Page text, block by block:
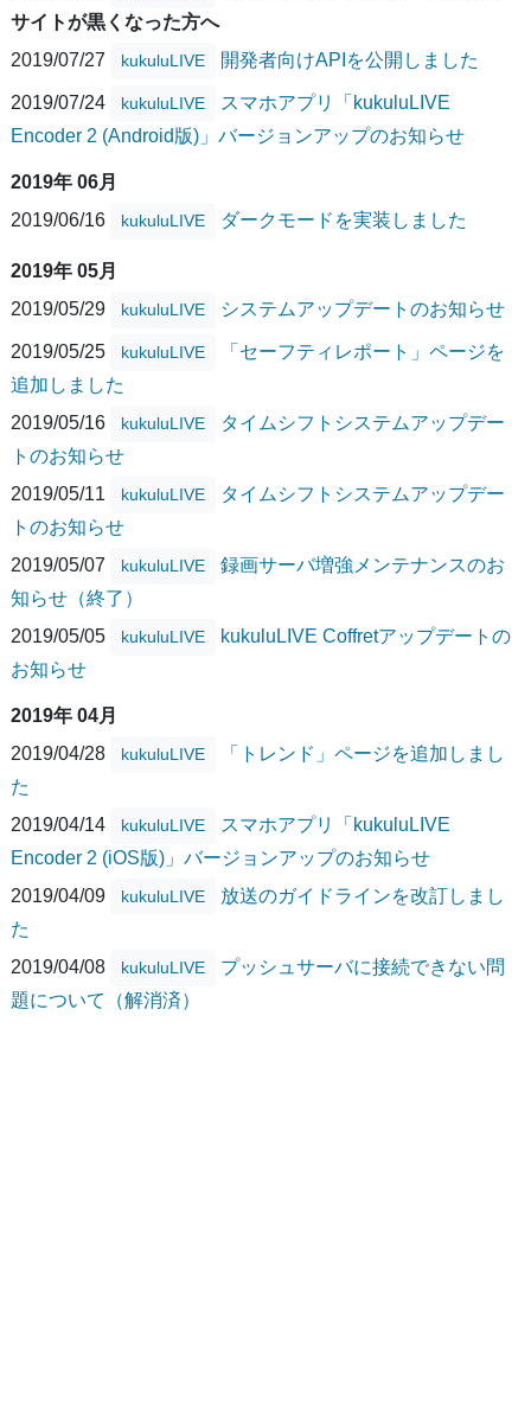
サイトが黒くなった方へ
2019/07/27
kukuluLIVE 開発者向けAPIを公開しました
2019/07/24 kukuluLIVE
スマホアプリ「kukuluLIVE
Encoder 2 (Android版)」バージョンアップのお知らせ
2019年 06月
2019/06/16
kukuluLIVE ダークモードを実装しました
2019年 05月
2019/05/29
kukuluLIVE システムアップデートのお知らせ
2019/05/25 kukuluLIVE
「セーフティレポート」ページを
追加しました
2019/05/16
kukuluLIVE
タイムシフトシステムアップデー
トのお知らせ
2019/05/11
kukuluLIVE
タイムシフトシステムアップデー
トのお知らせ
2019/05/07
kukuluLIVE
録画サーバ増強メンテナンスのお
知らせ（終了）
2019/05/05
kukuluLIVE
kukuluLIVE Coffretアップデートの
お知らせ
2019年 04月
2019/04/28
kukuluLIVE
「トレンド」ページを追加しまし
た
2019/04/14
kukuluLIVE
スマホアプリ「kukuluLIVE
Encoder 2 (iOS版)」バージョンアップのお知らせ
2019/04/09
kukuluLIVE
放送のガイドラインを改訂しまし
た
2019/04/08
kukuluLIVE
プッシュサーバに接続できない問
題について（解消済）